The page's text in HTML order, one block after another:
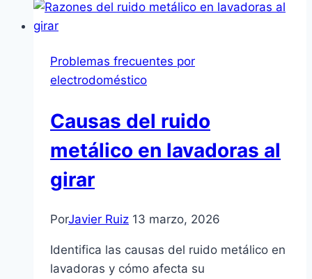
Problemas frecuentes por
electrodoméstico
Causas del ruido
metálico en lavadoras al
girar
PorJavier Ruiz 13 marzo, 2026
Identifica las causas del ruido metálico en
lavadoras y cómo afecta su